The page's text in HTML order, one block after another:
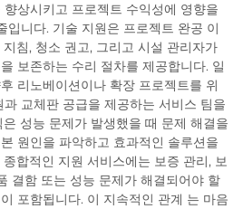
상시키고 프로젝트 수익성에 영향을
입니다. 기술 지원은 프로젝트 완공 이
침, 청소 권고, 그리고 시설 관리자가
보존하는 수리 절차를 제공합니다. 일
리노베이션이나 확장 프로젝트를 위
교체판 공급을 제공하는 서비스 팀을
성능 문제가 발생했을 때 문제 해결을
원인을 파악하고 효과적인 솔루션을
합적인 지원 서비스에는 보증 관리, 보
결함 또는 성능 문제가 해결되어야 할
포함됩니다. 이 지속적인 관계 는 마음